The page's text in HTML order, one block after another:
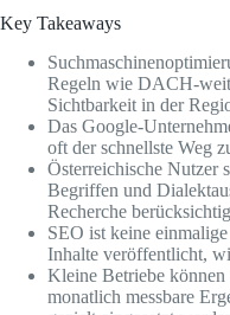
Key Takeaways
Regeln wie DACH-
Sichtbarkeit in der
Das Google-
oft der schnellste Weg
Österreichische Nutzer
Begriffen und
Recherche
SEO ist keine
Inhalte veröffentlicht,
Kleine Betriebe
monatlich messbare